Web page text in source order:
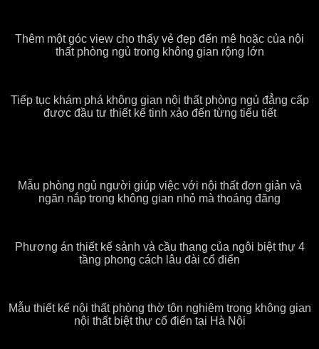
Thêm một góc view cho thấy vẻ đẹp đến mê hoặc của nội
thất phòng ngủ trong không gian rộng lớn
Tiếp tục khám phá không gian nội thất phòng ngủ đẳng cấp
được đầu tư thiết kế tinh xảo đến từng tiểu tiết
Mẫu phòng ngủ người giúp việc với nội thất đơn giản và
ngăn nắp trong không gian nhỏ mà thoáng đãng
Phương án thiết kế sảnh và cầu thang của ngôi biệt thự 4
tầng phong cách lâu đài cổ điển
Mẫu thiết kế nội thất phòng thờ tôn nghiêm trong không gian
nội thất biệt thự cổ điển tại Hà Nội